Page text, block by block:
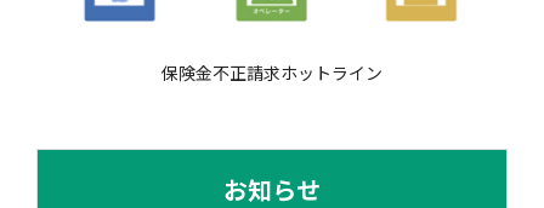
保険金不正請求ホットライン
お知らせ